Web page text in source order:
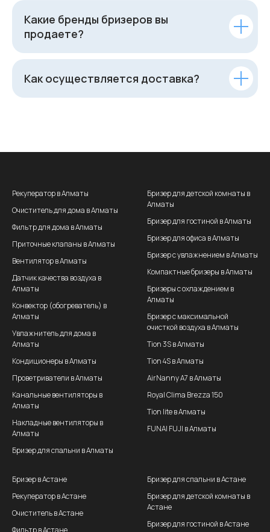
Какие бренды бризеров вы
продаете?
Как осуществляется доставка?
Рекуператор в Алматы
Очиститель для дома в Алматы
Фильтр для дома в Алматы
Приточные клапаны в Алматы
Вентилятор в Алматы
Датчик качества воздуха в
Алматы
Конвектор (обогреватель) в
Алматы
Увлажнитель для дома в
Алматы
Кондиционеры в Алматы
Проветриватели в Алматы
Канальные вентиляторы в
Алматы
Накладные вентиляторы в
Алматы
Бризер для спальни в Алматы
Бризер для детской комнаты в
Алматы
Бризер для гостиной в Алматы
Бризер для офиса в Алматы
Бризер с увлажнением в Алматы
Компактные бризеры в Алматы
Бризеры с охлаждением в
Алматы
Бризер с максимальной
очисткой воздуха в Алматы
Tion 3S в Алматы
Tion 4S в Алматы
AirNanny A7 в Алматы
Royal Clima Brezza 150
Tion lite в Алматы
FUNAI FUJI в Алматы
Бризер в Астане
Рекуператор в Астане
Очиститель в Астане
Бризер для спальни в Астане
Бризер для детской комнаты в
Астане
Бризер для гостиной в Астане